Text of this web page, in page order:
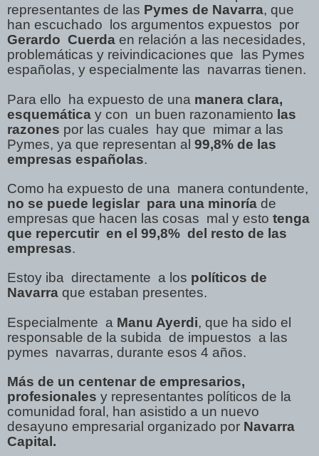
representantes de las Pymes de Navarra, que
han escuchado
los argumentos expuestos por
Gerardo Cuerda en relación a las necesidades,
problemáticas y reivindicaciones que
las Pymes
españolas, y especialmente las navarras tienen.
Para ello
ha expuesto de una manera clara,
esquemática y con un buen razonamiento las
razones por las cuales hay que mimar a las
Pymes, ya que representan al 99,8% de las
empresas españolas.
Como ha expuesto de una manera contundente,
no se puede legislar para una minoría de
empresas que hacen las cosas mal y esto tenga
que repercutir en el 99,8% del resto de las
empresas.
Estoy iba directamente a los políticos de
Navarra que estaban presentes.
Especialmente a Manu Ayerdi, que ha sido el
responsable de la subida de impuestos a las
pymes navarras, durante esos 4 años.
Más de un centenar de empresarios,
profesionales y representantes políticos de la
comunidad foral, han asistido a un nuevo
desayuno empresarial organizado por Navarra
Capital.